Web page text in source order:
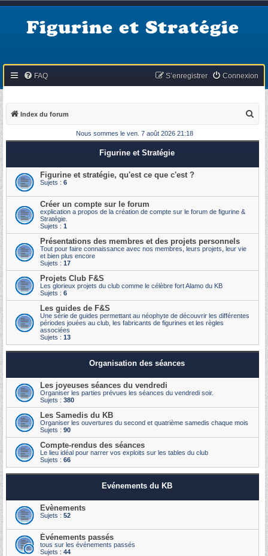
Figurine et Stratégie
FAQ Connexion
S’enregistrer
Index du forum
c
Nous sommes le ven. 7 août 2026 21:18
Figurine et Stratégie
Figurine et stratégie, qu'est ce que c'est ?
Sujets : 6
Créer un compte sur le forum
explication a propos de la création de compte sur le forum de figurine &
Stratégie.
Sujets : 1
Présentations des membres et des projets personnels
Tout pour faire connaissance avec nos membres, leurs projets, leur vie
et bien plus encore
Sujets : 17
Projets Club F&S
Les glorieux projets du club comme le célèbre fort Alamo du KB
Sujets : 6
Les guides de F&S
Une série de guides permettant au néophyte de découvrir les différentes
périodes jouées au club, les fabricants de figurines et les règles
associées
Sujets : 13
Organisation des séances
Les joyeuses séances du vendredi
Organiser les parties prévues les séances du vendredi soir.
Sujets : 380
Les Samedis du KB
Organiser les ouvertures du second et quatrième samedis chaque mois
Sujets : 90
Compte-rendus des séances
Le lieu idéal pour narrer vos exploits sur les tables du club
Sujets : 66
Evénements du KB
Evènements
Sujets : 52
Événements passés
tous sur les événements passés
Sujets : 44